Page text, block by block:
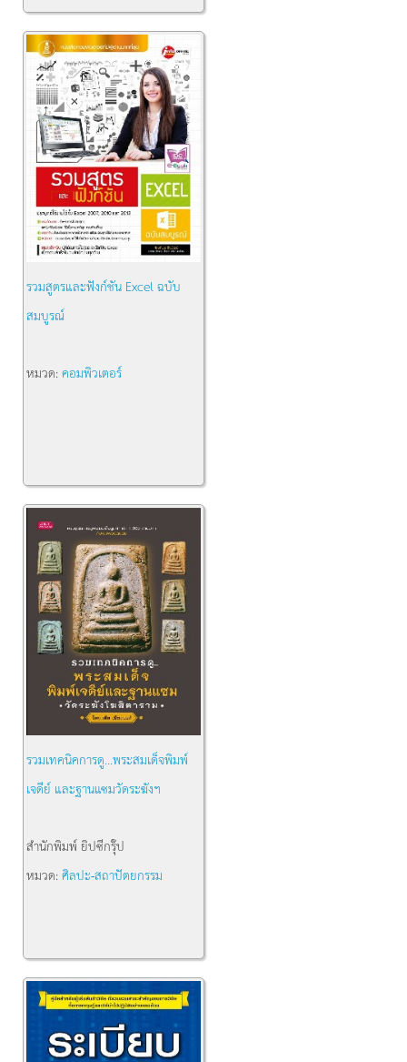
รวมสูตรและฟังก์ชัน Excel ฉบับ
สมบูรณ์
หมวด:คอมพิวเตอร์
รวมเทคนิคการดู...พระสมเด็จพิมพ์
เจดีย์ และฐานแซมวัดระฆังฯ
สำนักพิมพ์ ยิปซีกรุ๊ป
หมวด:ศิลปะ-สถาปัตยกรรม